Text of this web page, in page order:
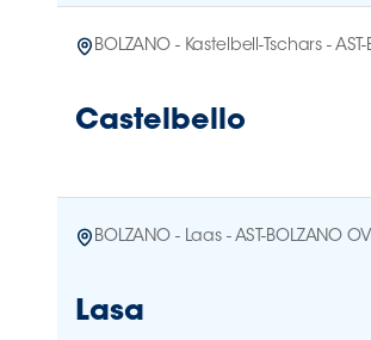
BOLZANO - Kastelbell-Tschars - AST-
Castelbello
BOLZANO - Laas - AST-BOLZANO
Lasa